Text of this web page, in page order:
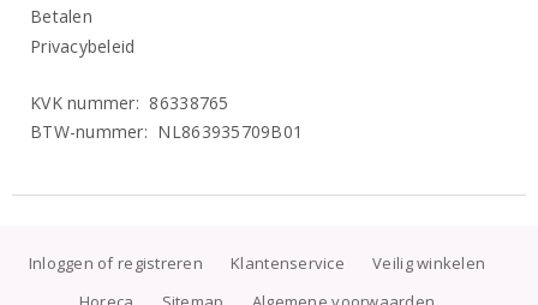
Betalen
Privacybeleid
KVK nummer: 86338765
BTW-nummer: NL863935709B01
Inloggen of registreren Klantenservice
Veilig winkelen